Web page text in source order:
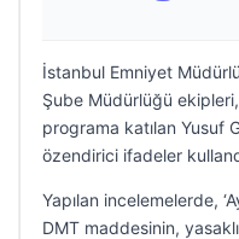
İstanbul Emniyet
Şube Müdürlüğü
programa katılan Yusuf
özendirici ifadeler
Yapılan incelemelerde,
DMT maddesinin,